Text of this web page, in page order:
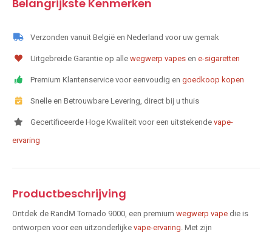
Belangrijkste Kenmerken
Verzonden vanuit België en Nederland voor uw gemak
Uitgebreide Garantie op alle wegwerp vapes en e-sigaretten
Premium Klantenservice voor eenvoudig en goedkoop kopen
Snelle en Betrouwbare Levering, direct bij u thuis
Gecertificeerde Hoge Kwaliteit voor een uitstekende vape-
ervaring
Productbeschrijving
Ontdek de RandM Tornado 9000, een premium wegwerp vape die is
ontworpen voor een uitzonderlijke vape-ervaring . Met zijn